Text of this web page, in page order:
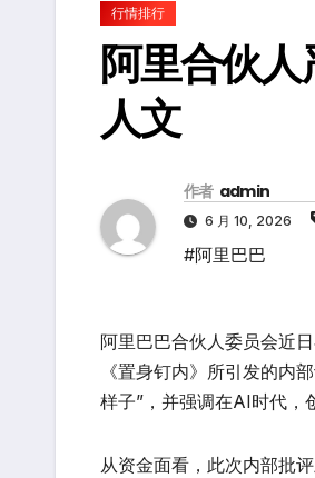
行情排行
阿里合伙
人文
作者 admin
6 月 10, 2026
#阿里巴巴
阿里巴巴合伙人委员会近
《置身钉内》所引发的内
样子”，并强调在AI时代，
从资金面看，此次内部批